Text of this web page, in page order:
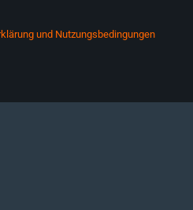
und Nutzungsbedingungen